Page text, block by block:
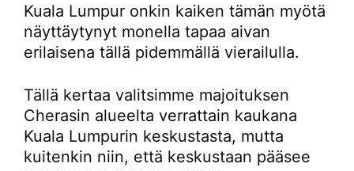
Kuala Lumpur onkin kaiken tämän myötä
näyttäytynyt monella tapaa aivan
erilaisena tällä pidemmällä vierailulla.
Tällä kertaa valitsimme majoituksen
Cherasin alueelta verrattain kaukana
Kuala Lumpurin keskustasta, mutta
kuitenkin niin, että keskustaan pääsee